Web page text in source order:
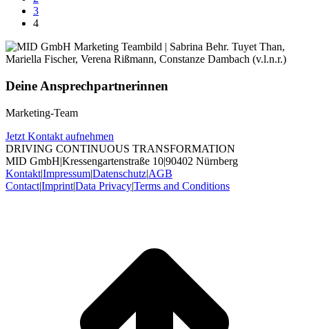
3
4
Deine Ansprechpartnerinnen
Marketing-Team
Jetzt Kontakt aufnehmen
DRIVING CONTINUOUS TRANSFORMATION
MID GmbH|Kressengartenstraße 10|90402 Nürnberg
Kontakt|Impressum|Datenschutz|AGB
Contact|Imprint|Data Privacy|Terms and Conditions